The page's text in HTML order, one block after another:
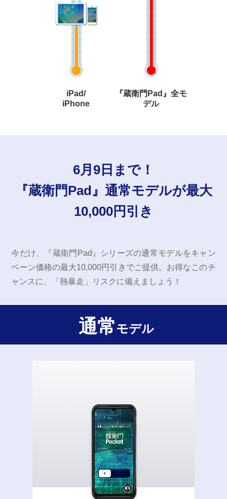
iPad/
iPhone
『蔵衛門Pad』全モ
デル
6月9日まで！
『蔵衛門Pad』通常モデルが最大
10,000円引き
今だけ、『蔵衛門Pad』シリーズの通常モデルをキャン
ペーン価格の最大10,000円引きでご提供。お得なこのチ
ャンスに、「熱暴走」リスクに備えましょう！
通常モデル